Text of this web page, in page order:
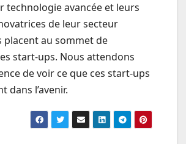
technologie avancée et leurs
de leur secteur
placent au sommet de
start-ups. Nous attendons
de voir ce que ces start-ups
dans l’avenir.